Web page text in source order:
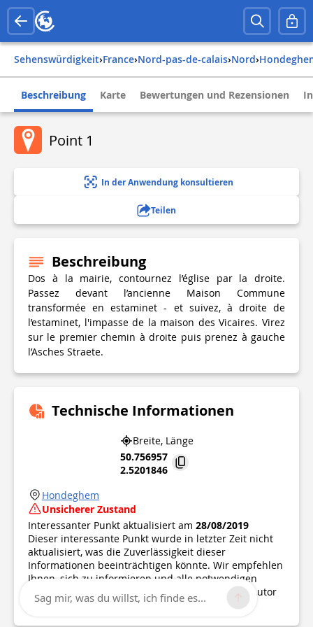
Sehenswürdigkeit› france› nord-pas-de-calais› nord›
Beschreibung Karte Bewertungen und Rezensionen
Point 1
In der Anwendung konsultieren
Teilen
Beschreibung
Dos à la mairie, contournez l’église par la droite.
Passez devant l’ancienne Maison Commune
transformée en estaminet - et suivez, à droite de
l’estaminet, l'impasse de la maison des Vicaires. Virez
sur le premier chemin à droite puis prenez à gauche
l’Asches Straete.
Technische Informationen
Breite, Länge
50.756957
2.5201846
Hondeghem
Unsicherer Zustand
Interessanter Punkt aktualisiert am 28/08/2019
Dieser interessante Punkt wurde in letzter Zeit nicht
aktualisiert, was die Zuverlässigkeit dieser
Informationen beeinträchtigen könnte. Wir empfehlen
Ihnen, sich zu informieren und alle notwendigen
Vorsichtsmaßnahmen zu treffen. Wenn Sie der Autor
sind, überprüfen Sie bitte Ihre Informationen.
Sag mir, was du willst, ich finde es...